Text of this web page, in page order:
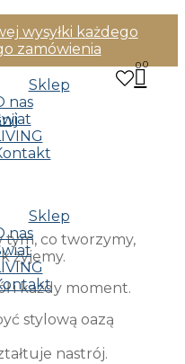
wysyłki każdego
zamówienia
Sklep
nas
Sklep
nas
0
tym, co tworzymy,
żyjemy.
i każdy moment.
stylową oazą
nastrój.